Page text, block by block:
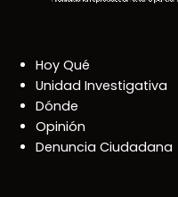
Hoy Qué
Unidad Investigativa
Dónde
Opinión
Denuncia Ciudadana